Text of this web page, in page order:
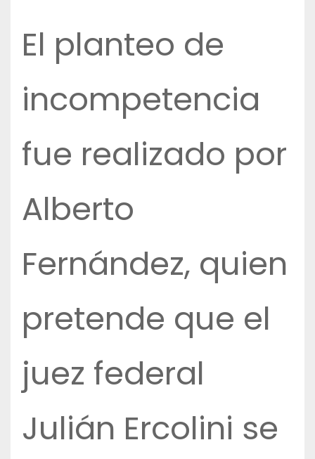
El planteo de
incompetencia
fue realizado por
Alberto
Fernández, quien
pretende que el
juez federal
Julián Ercolini se